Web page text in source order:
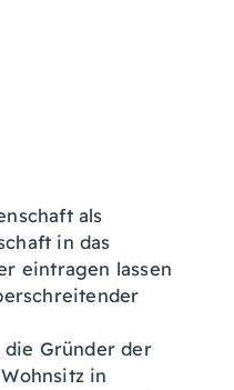
als
in das
eintragen lassen
die Gründer der
in